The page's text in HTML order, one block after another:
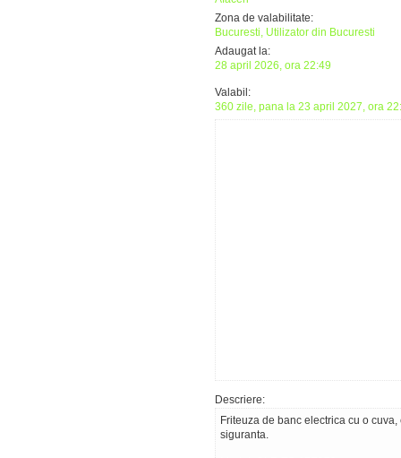
Zona de valabilitate:
Bucuresti, Utilizator din Bucuresti
Adaugat la:
28 april 2026, ora 22:49
Valabil:
360 zile, pana la 23 april 2027, ora
Descriere:
Friteuza de banc electrica cu o
siguranta.